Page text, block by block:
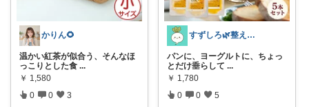
かりん🌻
温かい紅茶が似合う、そんなほ
っこりとした食 ...
￥ 1,580
0 0 3
すずしろ🌿整えながら、ゆるく暮らす
パンに、ヨーグルトに、ちょっ
とだけ垂らして ...
￥ 1,780
0 0 5